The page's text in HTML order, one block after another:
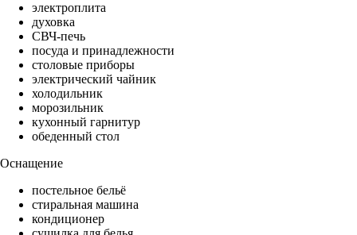
электроплита
духовка
СВЧ-печь
посуда и принадлежности
столовые приборы
электрический чайник
холодильник
морозильник
кухонный гарнитур
обеденный стол
Оснащение
постельное бельё
стиральная машина
кондиционер